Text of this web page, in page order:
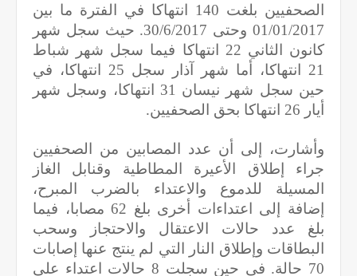
الصحفيين بلغت 140 انتهاكا في الفترة ما بين
01/01/2017 وحتى 30/6/2017. حيث سجل شهر
كانون الثاني 22 انتهاكا فيما سجل شهر شباط
21 انتهاكا، أما شهر آذار سجل 25 انتهاكا، في
حين سجل شهر نيسان 31 انتهاكا، وسجل شهر
أيار 26 انتهاكا بحق الصحفيين.
وأشارت، إلى أن عدد المصابين من الصحفيين
جراء إطلاق الأعيرة المطاطية وقنابل الغاز
المسيلة للدموع والاعتداء بالضرب المبرح،
إضافة إلى اعتداءات أخرى بلغ 62 مصابا، فيما
بلغ عدد حالات الاعتقال والاحتجاز وسحب
البطاقات وإطلاق النار التي لم ينتج عنها إصابات
70 حالة. في حين سجلت 8 حالات اعتداء على